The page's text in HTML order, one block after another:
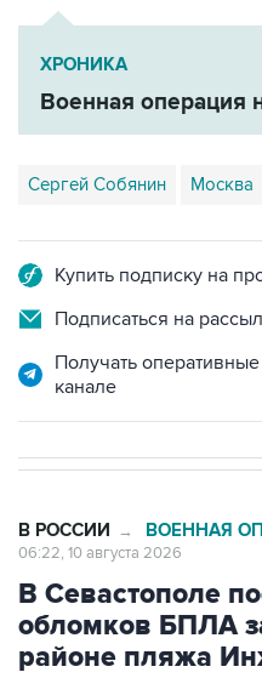
ХРОНИКА
Военная операция
Сергей Собянин Москва
Купить подписку на
Подписаться на
Получать
канале
В РОССИИ → ВОЕННАЯ
06:22, 10 августа 2026
В Севастополе
обломков БПЛА
районе пляжа